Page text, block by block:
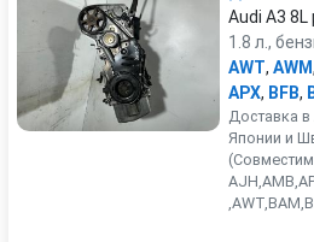
Audi A3 8L
1.8 л.,
AWT, AWM,
APX, BFB,
Доставка
Японии и